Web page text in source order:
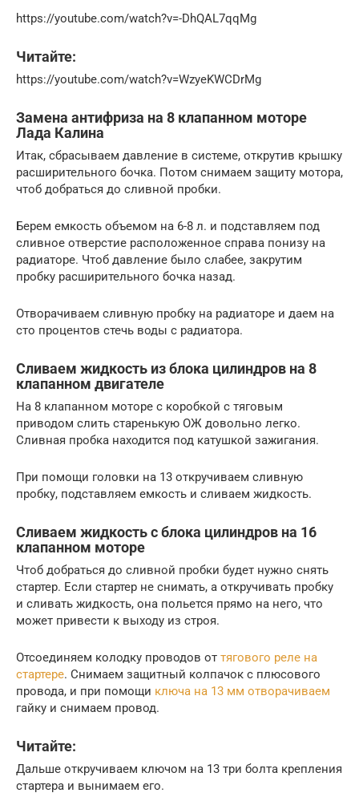
https://youtube.com/watch?v=-DhQAL7qqMg
Читайте:
https://youtube.com/watch?v=WzyeKWCDrMg
Замена антифриза на 8 клапанном моторе
Лада Калина
Итак, сбрасываем давление в системе, открутив крышку
расширительного бочка. Потом снимаем защиту мотора,
чтоб добраться до сливной пробки.
Берем емкость объемом на 6-8 л. и подставляем под
сливное отверстие расположенное справа понизу на
радиаторе. Чтоб давление было слабее, закрутим
пробку расширительного бочка назад.
Отворачиваем сливную пробку на радиаторе и даем на
сто процентов стечь воды с радиатора.
Сливаем жидкость из блока цилиндров на 8
клапанном двигателе
На 8 клапанном моторе с коробкой с тяговым
приводом слить старенькую ОЖ довольно легко.
Сливная пробка находится под катушкой зажигания.
При помощи головки на 13 откручиваем сливную
пробку, подставляем емкость и сливаем жидкость.
Сливаем жидкость с блока цилиндров на 16
клапанном моторе
Чтоб добраться до сливной пробки будет нужно снять
стартер. Если стартер не снимать, а откручивать пробку
и сливать жидкость, она польется прямо на него, что
может привести к выходу из строя.
Отсоединяем колодку проводов от тягового реле на
стартере. Снимаем защитный колпачок с плюсового
провода, и при помощи ключа на 13 мм отворачиваем
гайку и снимаем провод.
Читайте:
Дальше откручиваем ключом на 13 три болта крепления
стартера и вынимаем его.